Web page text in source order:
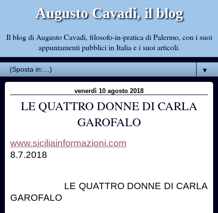
Augusto Cavadi, il blog
Il blog di Augusto Cavadi, filosofo-in-pratica di Palermo, con i suoi
appuntamenti pubblici in Italia e i suoi articoli.
▼
venerdì 10 agosto 2018
LE QUATTRO DONNE DI CARLA
GAROFALO
www.siciliainformazioni.com
8.7.2018
LE QUATTRO DONNE DI CARLA
GAROFALO